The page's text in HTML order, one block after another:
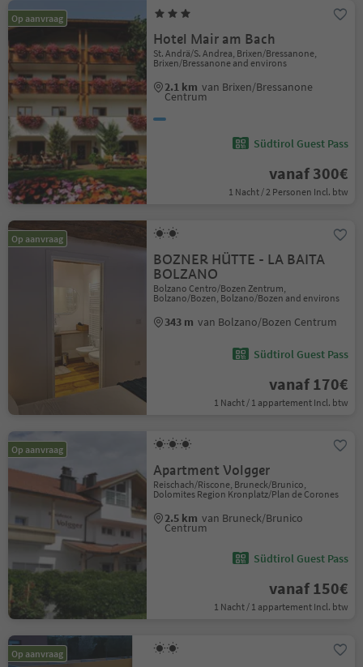
Op aanvraag
Hotel Mair am Bach
St. Andrä/S. Andrea, Brixen/Bressanone,
Brixen/Bressanone and environs
2.1 km van Brixen/Bressanone
Centrum
Südtirol Guest Pass
vanaf 300€
1 Nacht / 2 Personen Incl. btw
Op aanvraag
BOZNER HÜTTE - LA BAITA
BOLZANO
Bolzano Centro/Bozen Zentrum,
Bolzano/Bozen, Bolzano/Bozen and environs
343 m van Bolzano/Bozen Centrum
Südtirol Guest Pass
vanaf 170€
1 Nacht / 1 appartement Incl. btw
Op aanvraag
Apartment Volgger
Reischach/Riscone, Bruneck/Brunico,
Dolomites Region Kronplatz/Plan de Corones
2.5 km van Bruneck/Brunico
Centrum
Südtirol Guest Pass
vanaf 150€
1 Nacht / 1 appartement Incl. btw
Op aanvraag